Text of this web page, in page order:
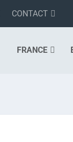
CONTACT
FRANCE